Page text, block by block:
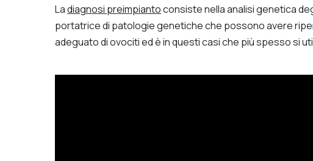
Ladiagnosi preimpiantoconsiste nella analisi genetica
portatrice di patologie genetiche che possono avere
adeguato di ovociti ed è in questi casi che più spesso si